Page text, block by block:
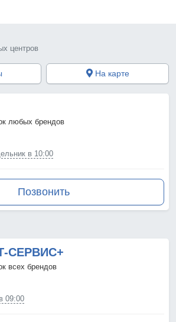
центров
На карте
любых брендов
в 10:00
Позвонить
СЕРВИС+
всех брендов
09:00